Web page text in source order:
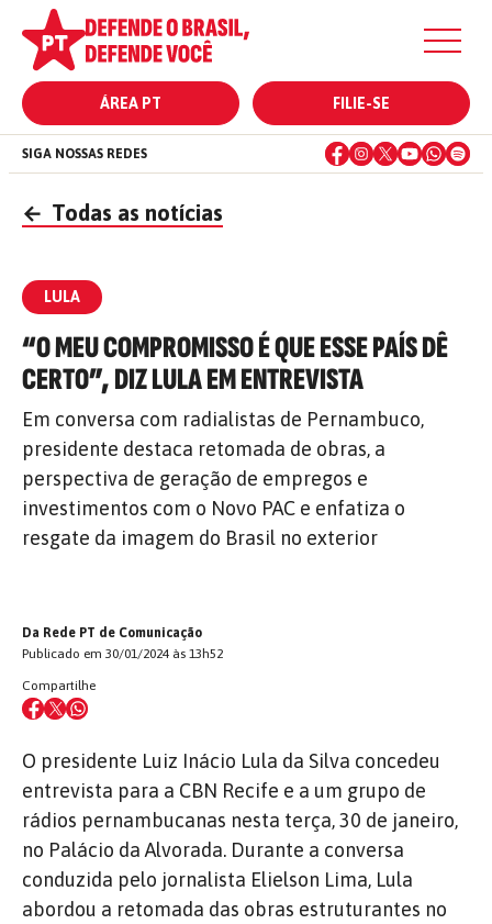
ÁREA PT FILIE-SE
SIGA NOSSAS REDES
← Todas as notícias
LULA
“O MEU COMPROMISSO É QUE ESSE PAÍS DÊ
CERTO”, DIZ LULA EM ENTREVISTA
Em conversa com radialistas de Pernambuco,
presidente destaca retomada de obras, a
perspectiva de geração de empregos e
investimentos com o Novo PAC e enfatiza o
resgate da imagem do Brasil no exterior
Da Rede PT de Comunicação
Publicado em 30/01/2024 às 13h52
Compartilhe
O presidente Luiz Inácio Lula da Silva concedeu
entrevista para a CBN Recife e a um grupo de
rádios pernambucanas nesta terça, 30 de janeiro,
no Palácio da Alvorada. Durante a conversa
conduzida pelo jornalista Elielson Lima, Lula
abordou a retomada das obras estruturantes no